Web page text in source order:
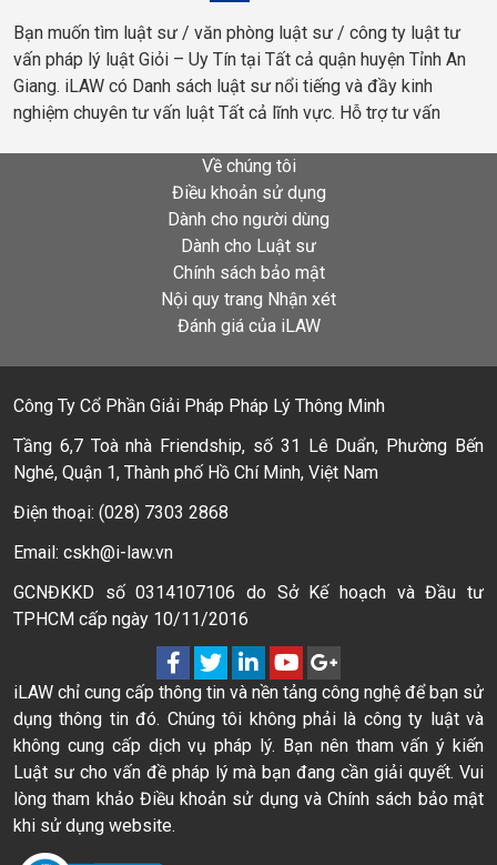
Bạn muốn tìm luật sư / văn phòng luật sư / công ty luật tư
vấn pháp lý luật Giỏi – Uy Tín tại Tất cả quận huyện Tỉnh An
Giang. iLAW có Danh sách luật sư nổi tiếng và đầy kinh
nghiệm chuyên tư vấn luật Tất cả lĩnh vực. Hỗ trợ tư vấn
Về chúng tôi
Điều khoản sử dụng
Dành cho người dùng
Dành cho Luật sư
Chính sách bảo mật
Nội quy trang Nhận xét
Đánh giá của iLAW
Công Ty Cổ Phần Giải Pháp Pháp Lý Thông Minh
Tầng 6,7 Toà nhà Friendship, số 31 Lê Duẩn, Phường Bến
Nghé, Quận 1, Thành phố Hồ Chí Minh, Việt Nam
Điện thoại: (028) 7303 2868
Email: cskh@i-law.vn
GCNĐKKD số 0314107106 do Sở Kế hoạch và Đầu tư
TPHCM cấp ngày 10/11/2016
iLAW chỉ cung cấp thông tin và nền tảng công nghệ để bạn sử
dụng thông tin đó. Chúng tôi không phải là công ty luật và
không cung cấp dịch vụ pháp lý. Bạn nên tham vấn ý kiến
Luật sư cho vấn đề pháp lý mà bạn đang cần giải quyết. Vui
lòng tham khảo Điều khoản sử dụng và Chính sách bảo mật
khi sử dụng website.